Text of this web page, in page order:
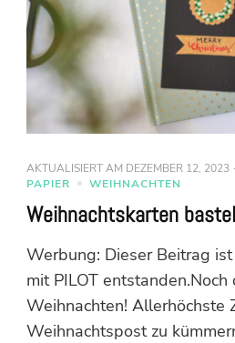
AKTUALISIERT AM DEZEMBER 12, 2023
PAPIER
WEIHNACHTEN
Weihnachtskarten
Werbung: Dieser Beitrag
mit PILOT
Weihnachten! Allerhöchste
Weihnachtspost zu